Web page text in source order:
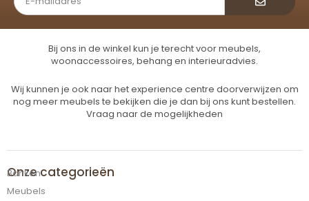
Bij ons in de winkel kun je terecht voor meubels,
woonaccessoires, behang en interieuradvies.
Wij kunnen je ook naar het experience centre doorverwijzen om
nog meer meubels te bekijken die je dan bij ons kunt bestellen.
Vraag naar de mogelijkheden
Onze categorieën
Banken
Meubels